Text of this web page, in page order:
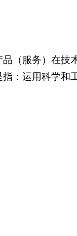
（服务）在技
：运用科学